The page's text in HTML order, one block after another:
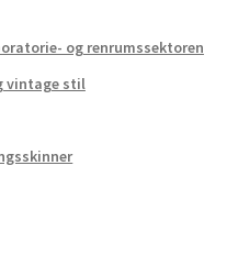
og renrumssektoren
vintage stil